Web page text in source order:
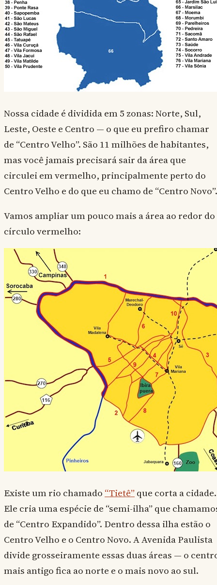
Nossa cidade é dividida em 5 zonas: Norte, Sul,
Leste, Oeste e Centro — o que eu prefiro chamar
de “Centro Velho”. São 11 milhões de habitantes,
mas você jamais precisará sair da área que
circulei em vermelho, principalmente perto do
Centro Velho e do que eu chamo de “Centro Novo”.
Vamos ampliar um pouco mais a área ao redor do
círculo vermelho:
Existe um rio chamado “Tietê”que corta a cidade.
Ele cria uma espécie de “semi-ilha” que
de “Centro Expandido”. Dentro dessa ilha estão o
Centro Velho e o Centro Novo. A Avenida Paulista
divide grosseiramente essas duas áreas — o
mais antigo fica ao norte e o mais novo ao sul.